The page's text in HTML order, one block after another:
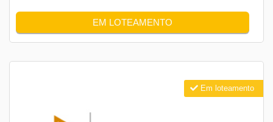
EM LOTEAMENTO
Em loteamento